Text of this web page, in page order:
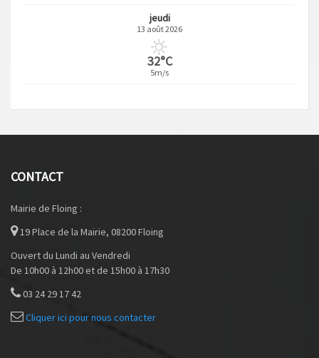
jeudi
13 août 2026
32°C
5m/s
CONTACT
Mairie de Floing :
19 Place de la Mairie, 08200 Floing
Ouvert du Lundi au Vendredi
De 10h00 à 12h00 et de 15h00 à 17h30
03 24 29 17 42
Cliquer ici pour nous contacter